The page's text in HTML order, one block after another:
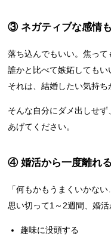
③ ネガティブな感情
落ち込んでもいい。焦って
誰かと比べて嫉妬してもい
それは、結婚したい気持ち
そんな自分にダメ出しせ
あげてください。
④ 婚活から一度離れ
「何もかもうまくいかな
思い切って1～2週間、婚
趣味に没頭する